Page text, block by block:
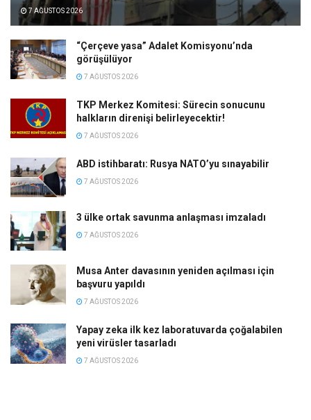
7 AĞUSTOS 2026
“Çerçeve yasa” Adalet Komisyonu’nda
görüşülüyor
7 AĞUSTOS 2026
TKP Merkez Komitesi: Sürecin sonucunu
halkların direnişi belirleyecektir!
7 AĞUSTOS 2026
ABD istihbaratı: Rusya NATO’yu sınayabilir
7 AĞUSTOS 2026
3 ülke ortak savunma anlaşması imzaladı
7 AĞUSTOS 2026
Musa Anter davasının yeniden açılması için
başvuru yapıldı
7 AĞUSTOS 2026
Yapay zeka ilk kez laboratuvarda çoğalabilen
yeni virüsler tasarladı
7 AĞUSTOS 2026